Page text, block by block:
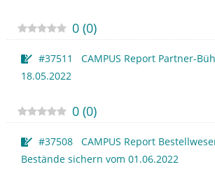
0 (0)
#37511 CAMPUS Report Partner-
18.05.2022
0 (0)
#37508 CAMPUS Report
Bestände sichern vom 01.06.2022